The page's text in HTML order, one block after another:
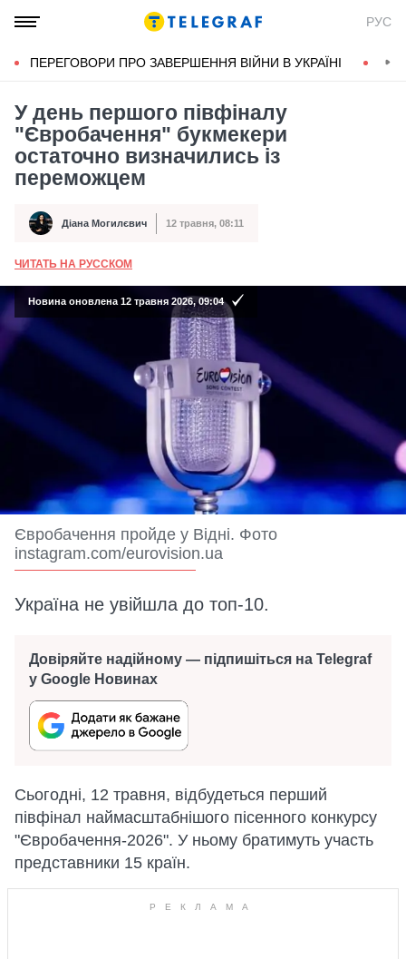
РУС
ПЕРЕГОВОРИ ПРО ЗАВЕРШЕННЯ ВІЙНИ В УКРАЇНІ
У день першого півфіналу
"Євробачення" букмекери
остаточно визначились із
переможцем
Автор Діана Могилєвич
Дата публікації 12 травня, 08:11
ЧИТАТЬ НА РУССКОМ
Новина оновлена 12 травня 2026, 09:04
Євробачення пройде у Відні. Фото
instagram.com/eurovision.ua
Україна не увійшла до топ-10.
Довіряйте надійному — підпишіться на Telegraf
у Google Новинах
Сьогодні, 12 травня, відбудеться перший
півфінал наймасштабнішого пісенного конкурсу
"Євробачення-2026". У ньому братимуть участь
представники 15 країн.